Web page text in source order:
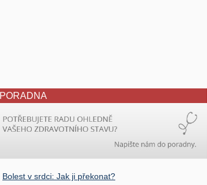
PORADNA
Bolest v srdci: Jak ji překonat?